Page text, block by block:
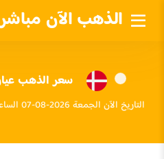
الذهب الآن مباشر
سعر الذهب عيار 24 في الدانمارك
التاريخ الآن الجمعة 2026-08-07 الساعة 08:32 صباحاً بتوقيت الدانمارك